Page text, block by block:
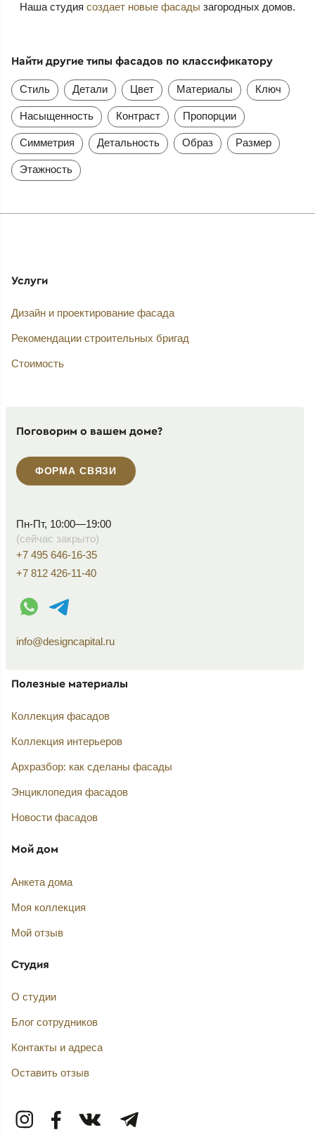
Наша студия создает новые фасады загородных домов.
Найти другие типы фасадов по классификатору
Стиль Детали Цвет Материалы Ключ
Насыщенность Контраст Пропорции
Симметрия Детальность Образ Размер
Этажность
Услуги
Дизайн и проектирование фасада
Рекомендации строительных бригад
Стоимость
Поговорим о вашем доме?
ФОРМА СВЯЗИ
Пн-Пт, 10:00—19:00
(сейчас закрыто)
+7 495 646-16-35
+7 812 426-11-40
WhatsApp контакт
Telegram контакт
info@designcapital.ru
Полезные материалы
Коллекция фасадов
Коллекция интерьеров
Архразбор: как сделаны фасады
Энциклопедия фасадов
Новости фасадов
Мой дом
Анкета дома
Моя коллекция
Мой отзыв
Студия
О студии
Блог сотрудников
Контакты и адреса
Оставить отзыв